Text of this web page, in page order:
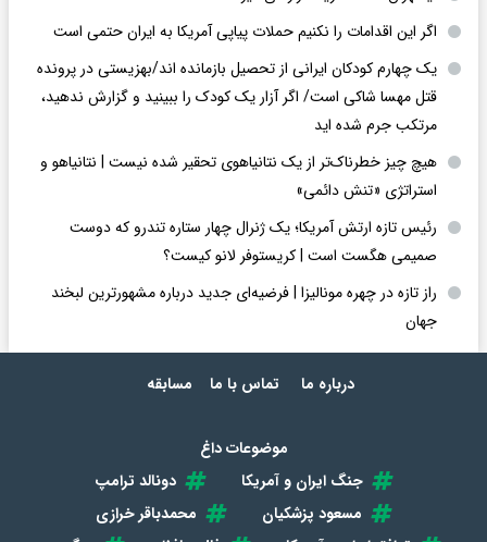
اگر این اقدامات را نکنیم حملات پیاپی آمریکا به ایران حتمی است
یک چهارم کودکان ایرانی از تحصیل بازمانده اند/بهزیستی در پرونده
قتل مهسا شاکی است/ اگر آزار یک کودک را ببینید و گزارش ندهید،
مرتکب جرم شده اید
هیچ چیز خطرناک‌تر از یک نتانیاهوی تحقیر شده نیست | نتانیاهو و
استراتژی «تنش دائمی»
رئیس تازه ارتش آمریکا؛ یک ژنرال چهار ستاره تندرو که دوست
صمیمی هگست است | کریستوفر لانو کیست؟
راز تازه در چهره مونالیزا | فرضیه‌ای جدید درباره مشهورترین لبخند
جهان
درباره ما تماس با ما مسابقه
موضوعات داغ
جنگ ایران و آمریکا
دونالد ترامپ
مسعود پزشکیان
محمدباقر خرازی